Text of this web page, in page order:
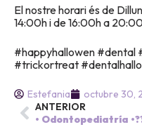
El nostre horari és de
14:00h i de 16:00h a
#happyhallowen #dental
#trickortreat
Estefania
octubre 30,
ANTERIOR